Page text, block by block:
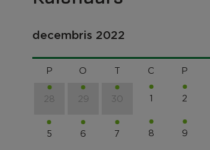
decembris 2022
P O C P
28 29 30 1 2
5 6 7 8 9